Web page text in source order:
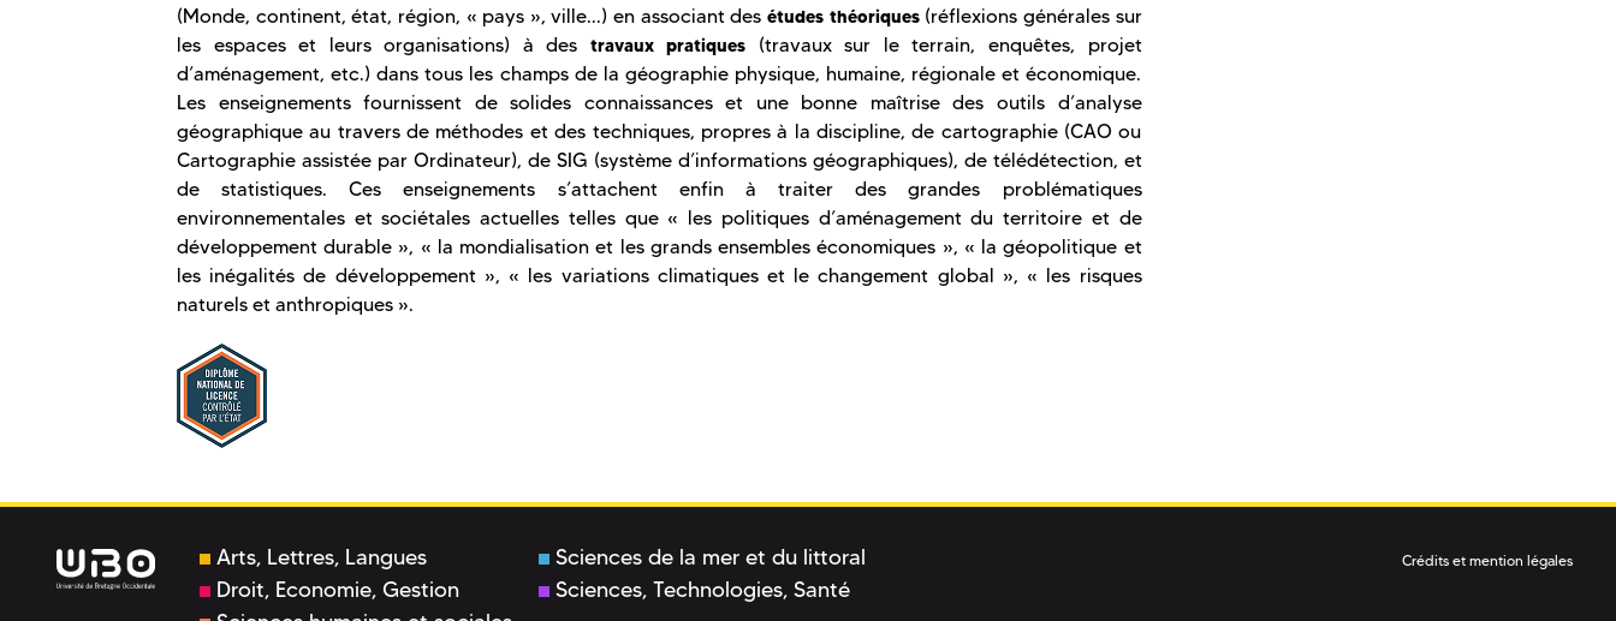
(Monde, continent, état, région, « pays », ville...) en associant des études théoriques(réflexions générales sur
les espaces et leurs organisations) à des travaux pratiques (travaux sur le terrain, enquêtes, projet
d’aménagement, etc.) dans tous les champs de la géographie physique, humaine, régionale et économique.
Les enseignements fournissent de solides connaissances et une bonne maîtrise des outils d’analyse
géographique au travers de méthodes et des techniques, propres à la discipline, de cartographie (CAO ou
Cartographie assistée par Ordinateur), de SIG (système d’informations géographiques), de télédétection, et
de statistiques. Ces enseignements s’attachent enfin à traiter des grandes problématiques
environnementales et sociétales actuelles telles que « les politiques d’aménagement du territoire et de
développement durable », « la mondialisation et les grands ensembles économiques », « la géopolitique et
les inégalités de développement », « les variations climatiques et le changement global », « les risques
naturels et anthropiques ».
Arts, Lettres, Langues
Droit, Economie, Gestion
Sciences de la mer et du littoral
Sciences, Technologies, Santé
Crédits et mention légales